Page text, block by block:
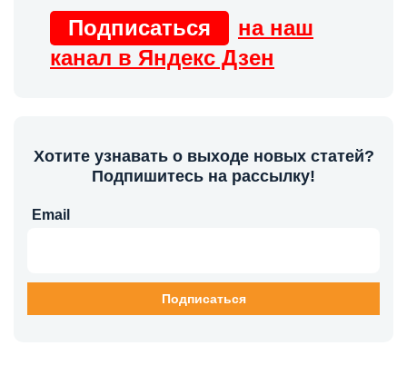
Подписаться
на наш
канал в Яндекс Дзен
Хотите узнавать о выходе новых статей?
Подпишитесь на рассылку!
Email